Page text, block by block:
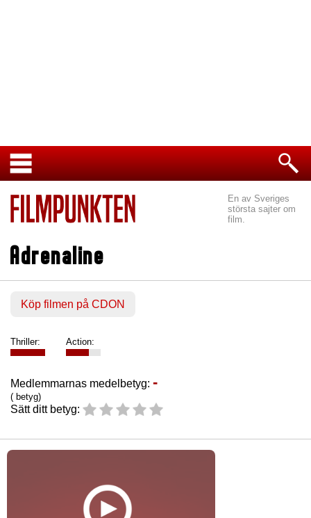
En av Sveriges
största sajter om
film.
Adrenaline
Köp filmen på CDON
Thriller: Action:
Medlemmarnas medelbetyg: -
( betyg)
Sätt ditt betyg: